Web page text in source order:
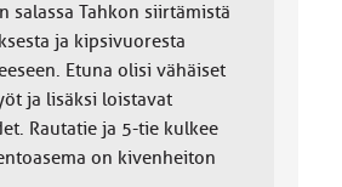
salassa Tahkon siirtämistä
ja kipsivuoresta
Etuna olisi vähäiset
ja lisäksi loistavat
Rautatie ja 5-tie kulkee
on kivenheiton